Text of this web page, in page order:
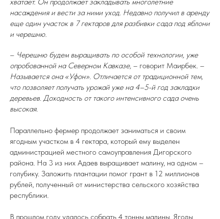
насаждения и вести за ними уход. Недавно получил в аренду
еще один участок в 7 гектаров для разбивки сада под яблони
и черешню.
– Черешню будем выращивать по особой технологии, уже
опробованной на Северном Кавказе, – говорит Маирбек. –
Называется она «Уфон». Отличается от традиционной тем,
что позволяет получать урожай уже на 4–5-й год закладки
деревьев. Доходность от такого интенсивного сада очень
высокая.
Параллельно фермер продолжает заниматься и своим
ягодным участком в 4 гектара, который ему выделен
администрацией местного самоуправления Дигорского
района. На 3 из них Адаев выращивает малину, на одном –
голубику. Заложить плантации помог грант в 12 миллионов
рублей, полученный от министерства сельского хозяйства
республики.
В прошлом году удалось собрать 4 тонны малины. Ягоды